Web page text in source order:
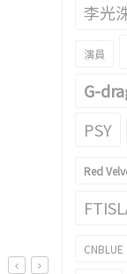
李光
演員
G-
PSY
Red
CNBLUE